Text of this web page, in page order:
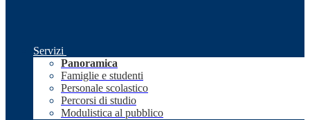
Servizi
Panoramica
Famiglie e studenti
Personale scolastico
Percorsi di studio
Modulistica al pubblico